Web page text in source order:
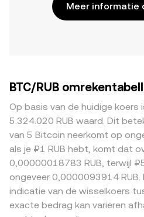
Meer informatie
BTC/RUB
Op basis van de huidige koers
5.324.020 RUB waard. Dit
van 5 Bitcoin neerkomt op
als je ₽1 RUB hebt, komt dat
0,00000018783 RUB, terwijl
ongeveer 0,0000093914 RUB.
indicatie van de wisselkoers
exacte bedrag kan variëren